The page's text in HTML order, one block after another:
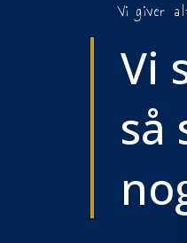
Vi giver
Vi
så